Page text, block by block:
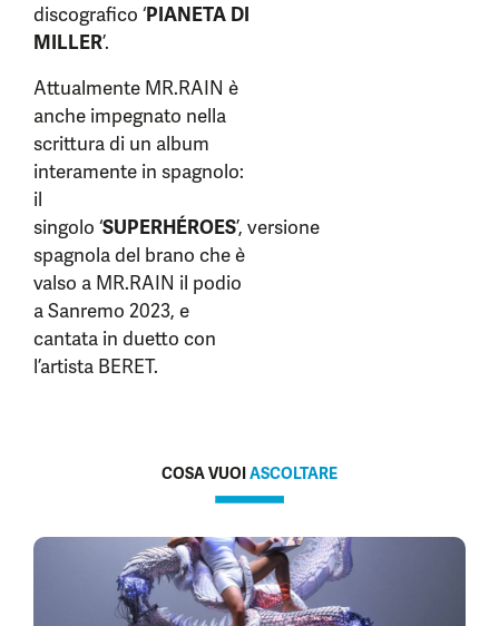
discografico ‘PIANETA DI
MILLER’.
Attualmente MR.RAIN è
anche impegnato nella
scrittura di un album
interamente in spagnolo:
il
singolo ‘SUPERHÉROES’, versione
spagnola del brano che è
valso a MR.RAIN il podio
a Sanremo 2023, e
cantata in duetto con
l’artista BERET.
COSA VUOIASCOLTARE